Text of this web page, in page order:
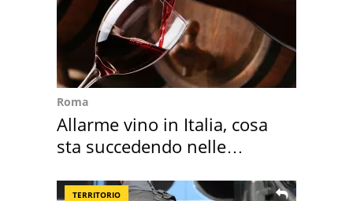
Roma
Allarme vino in Italia, cosa
sta succedendo nelle
TERRITORIO